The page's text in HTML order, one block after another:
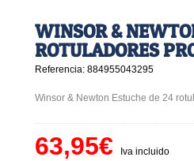
WINSOR &
ROTULADORES
Referencia: 884955043295
Winsor & Newton Estuche de 24
63,95€ Iva incluido